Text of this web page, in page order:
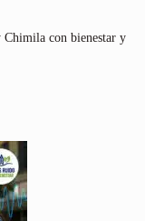
Chimila con bienestar y